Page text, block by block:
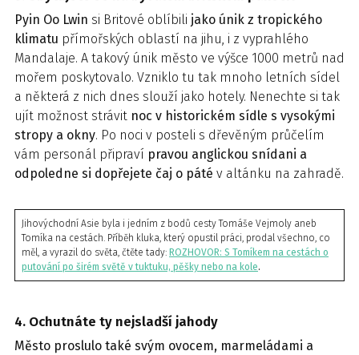
Pyin Oo Lwin si Britové oblíbili jako únik z tropického
klimatu přímořských oblastí na jihu, i z vyprahlého
Mandalaje. A takový únik město ve výšce 1000 metrů nad
mořem poskytovalo. Vzniklo tu tak mnoho letních sídel
a některá z nich dnes slouží jako hotely. Nenechte si tak
ujít možnost strávit noc v historickém sídle s vysokými
stropy a okny. Po noci v posteli s dřevěným průčelím
vám personál připraví pravou anglickou snídani a
odpoledne si dopřejete čaj o páté v altánku na zahradě.
Jihovýchodní Asie byla i jedním z bodů cesty Tomáše Vejmoly aneb
Tomíka na cestách. Příběh kluka, který opustil práci, prodal všechno, co
měl, a vyrazil do světa, čtěte tady: ROZHOVOR: S Tomíkem na cestách o
putování po širém světě v tuktuku, pěšky nebo na kole.
4. Ochutnáte ty nejsladší jahody
Město proslulo také svým ovocem, marmeládami a